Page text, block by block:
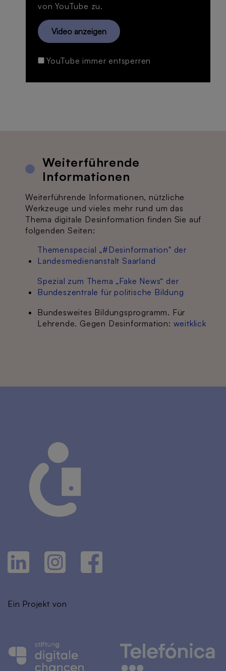
von YouTube zu.
Video anzeigen
YouTube immer entsperren
Weiterführende
Informationen
Weiterführende Informationen, nützliche
Werkzeuge und vieles mehr rund um das
Thema digitale Desinformation finden Sie auf
folgenden Seiten:
Themenspecial „#Desinformation" der
Landesmedienanstalt Saarland
Spezial zum Thema „Fake News“ der
Bundeszentrale für politische Bildung
Bundesweites Bildungsprogramm. Für
Lehrende. Gegen Desinformation: weitklick
Ein Projekt von